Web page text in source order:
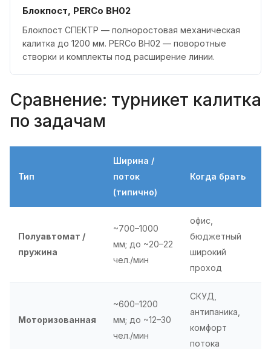
Блокпост, PERCo BH02
Блокпост СПЕКТР — полноростовая механическая
калитка до 1200 мм. PERCo BH02 — поворотные
створки и комплекты под расширение линии.
Сравнение: турникет калитка
по задачам
Тип
Ширина /
поток
(типично)
Когда брать
Полуавтомат /
пружина
~700–1000
мм; до ~20–22
чел./мин
офис,
бюджетный
широкий
проход
Моторизованная
~600–1200
мм; до ~12–30
чел./мин
СКУД,
антипаника,
комфорт
потока